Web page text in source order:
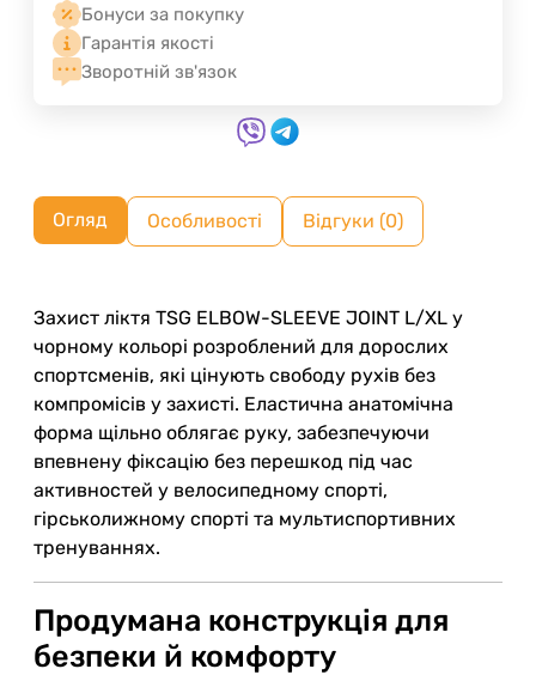
Бонуси за покупку
Гарантія якості
Зворотній зв'язок
Огляд Особливості Відгуки (0)
Захист ліктя TSG ELBOW-SLEEVE JOINT L/XL у
чорному кольорі розроблений для дорослих
спортсменів, які цінують свободу рухів без
компромісів у захисті. Еластична анатомічна
форма щільно облягає руку, забезпечуючи
впевнену фіксацію без перешкод під час
активностей у велосипедному спорті,
гірськолижному спорті та мультиспортивних
тренуваннях.
Продумана конструкція для
безпеки й комфорту